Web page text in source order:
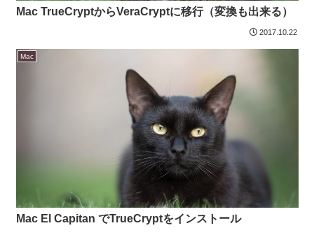
Mac TrueCryptからVeraCryptに移行（変換も出来る）
2017.10.22
Mac
Mac El Capitan でTrueCryptをインストール